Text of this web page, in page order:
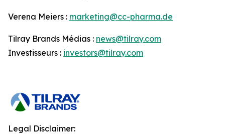
Verena Meiers : marketing@cc-pharma.de
Tilray Brands Médias : news@tilray.com
Investisseurs : investors@tilray.com
Legal Disclaimer: